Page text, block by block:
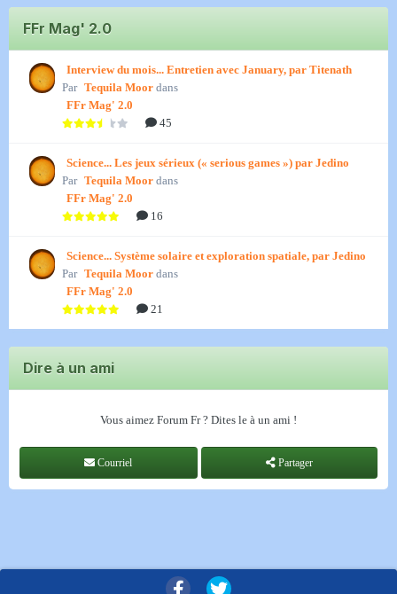
FFr Mag' 2.0
Interview du mois... Entretien avec January, par Titenath
Par Tequila Moor dans
FFr Mag' 2.0
45
Science... Les jeux sérieux (« serious games ») par Jedino
Par Tequila Moor dans
FFr Mag' 2.0
16
Science... Système solaire et exploration spatiale, par Jedino
Par Tequila Moor dans
FFr Mag' 2.0
21
Dire à un ami
Vous aimez Forum Fr ? Dites le à un ami !
Courriel Partager